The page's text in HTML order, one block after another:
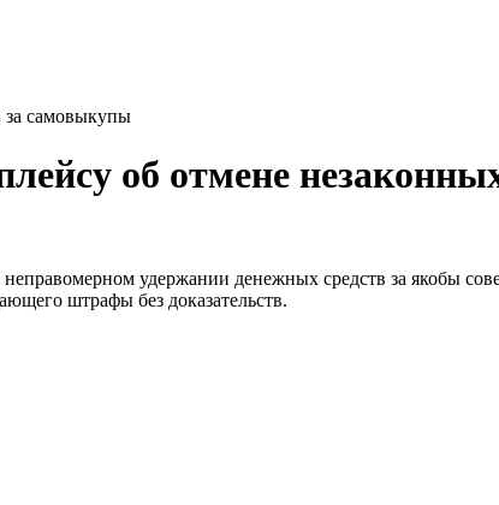
за самовыкупы
об отмене
удержании денежных средств за якобы
штрафы без доказательств.